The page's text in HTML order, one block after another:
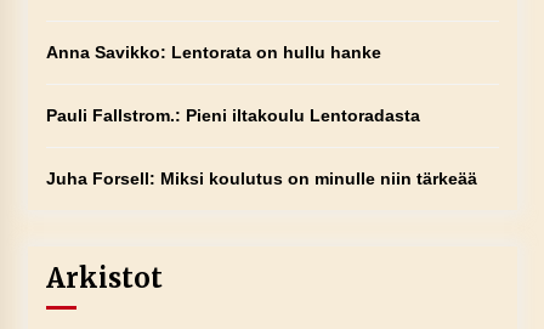
Anna Savikko: Lentorata on hullu hanke
Pauli Fallstrom.: Pieni iltakoulu Lentoradasta
Juha Forsell: Miksi koulutus on minulle niin tärkeää
Arkistot